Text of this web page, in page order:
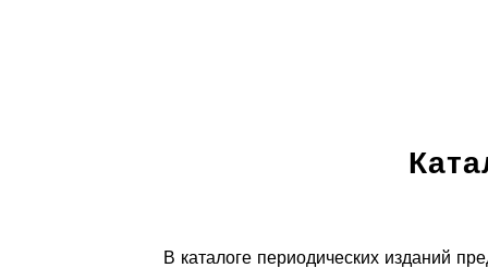
В каталоге периодических изданий